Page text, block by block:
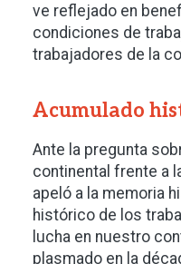
ve reflejado en
condiciones de
trabajadores de la
Acumulado
Ante la pregunta
continental frente a
apeló a la memoria
histórico de los
lucha en nuestro
plasmado en la